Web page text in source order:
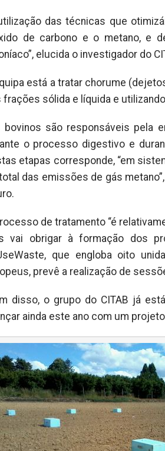
das técnicas que
de carbono e o metano, e
elucida o investigador do
está a tratar chorume
frações sólida e líquida e
bovinos são responsáveis pela
o processo digestivo e
etapas corresponde, “em
das emissões de gás
de tratamento “é
vai obrigar à formação dos
que engloba oito
prevê a realização de
disso, o grupo do CITAB já
ainda este ano com um